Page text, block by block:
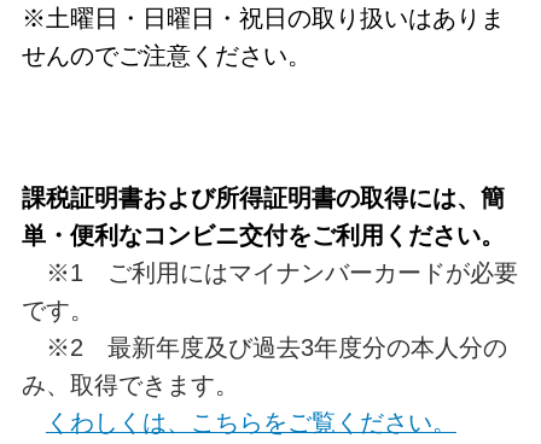
※土曜日・日曜日・祝日の取り扱いはありま
せんのでご注意ください。
課税証明書および所得証明書の取得には、簡
単・便利なコンビニ交付をご利用ください。
※1 ご利用にはマイナンバーカードが必要
です。
※2 最新年度及び過去3年度分の本人分の
み、取得できます。
くわしくは、こちらをご覧ください。